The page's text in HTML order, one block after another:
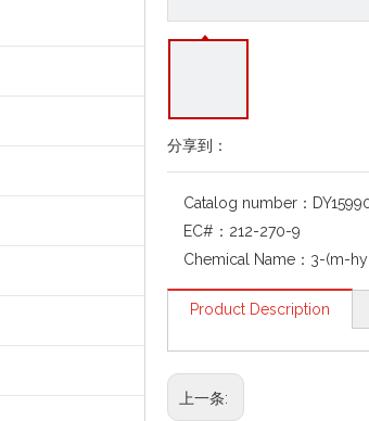
分享到：
Catalog number：
EC#： 212-270-9
Chemical Name： 3-(m-
Product Description
上一条: